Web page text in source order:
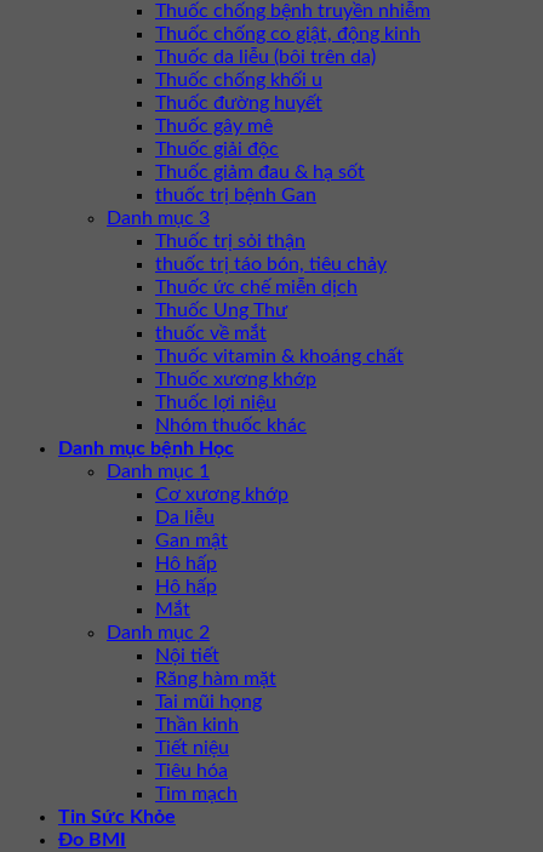
Thuốc chống bệnh truyền nhiễm
Thuốc chống co giật, động kinh
Thuốc da liễu (bôi trên da)
Thuốc chống khối u
Thuốc đường huyết
Thuốc gây mê
Thuốc giải độc
Thuốc giảm đau & hạ sốt
thuốc trị bệnh Gan
Danh mục 3
Thuốc trị sỏi thận
thuốc trị táo bón, tiêu chảy
Thuốc ức chế miễn dịch
Thuốc Ung Thư
thuốc về mắt
Thuốc vitamin & khoáng chất
Thuốc xương khớp
Thuốc lợi niệu
Nhóm thuốc khác
Danh mục bệnh Học
Danh mục 1
Cơ xương khớp
Da liễu
Gan mật
Hô hấp
Hô hấp
Mắt
Danh mục 2
Nội tiết
Răng hàm mặt
Tai mũi họng
Thần kinh
Tiết niệu
Tiêu hóa
Tim mạch
Tin Sức Khỏe
Đo BMI